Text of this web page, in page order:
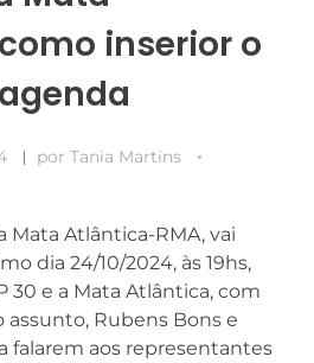
inserior o
por Tania Martins
Mata Atlântica-RMA, vai
dia 24/10/2024, às 19hs,
30 e a Mata Atlântica, com
assunto, Rubens Bons e
falarem aos representantes